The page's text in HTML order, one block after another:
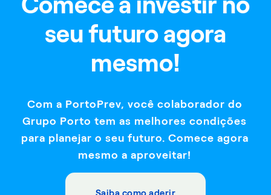
seu futuro agora
mesmo!
Com a PortoPrev, você colaborador do
Grupo Porto tem as melhores condições
para planejar o seu futuro. Comece agora
mesmo a aproveitar!
Saiba como aderir